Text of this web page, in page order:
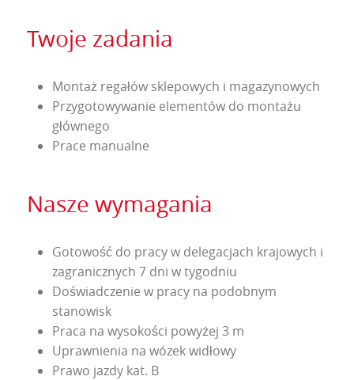
Twoje zadania
Montaż regałów sklepowych i magazynowych
Przygotowywanie elementów do montażu
głównego
Prace manualne
Nasze wymagania
Gotowość do pracy w delegacjach krajowych i
zagranicznych 7 dni w tygodniu
Doświadczenie w pracy na podobnym
stanowisk
Praca na wysokości powyżej 3 m
Uprawnienia na wózek widłowy
Prawo jazdy kat. B